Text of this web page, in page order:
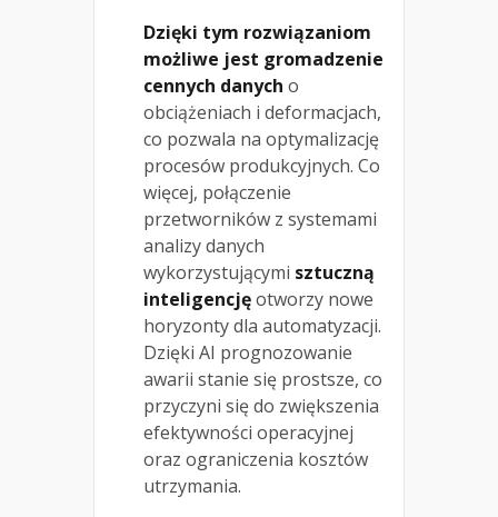
Dzięki tym rozwiązaniom
możliwe jest gromadzenie
cennych danych o
obciążeniach i deformacjach,
co pozwala na optymalizację
procesów produkcyjnych. Co
więcej, połączenie
przetworników z systemami
analizy danych
wykorzystującymi sztuczną
inteligencjęotworzy nowe
horyzonty dla automatyzacji.
Dzięki AI prognozowanie
awarii stanie się prostsze, co
przyczyni się do zwiększenia
efektywności operacyjnej
oraz ograniczenia kosztów
utrzymania.